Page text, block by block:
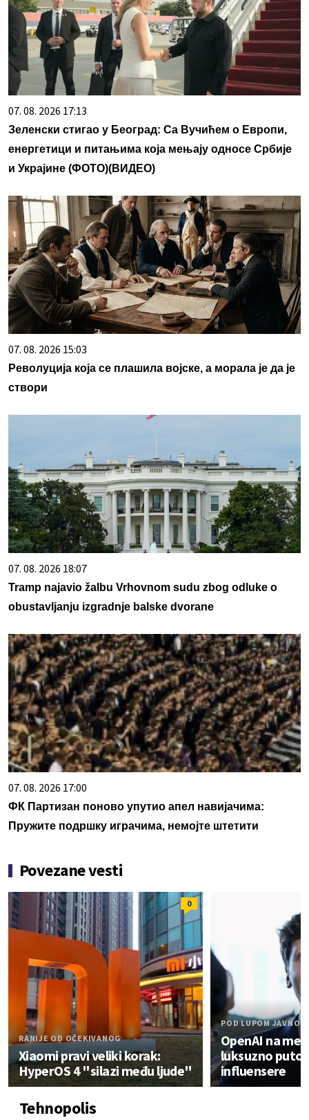
07. 08. 2026 17:13
Зеленски стигао у Београд: Са Вучићем о Европи,
енергетици и питањима која мењају односе Србије
и Украјине (ФОТО)(ВИДЕО)
07. 08. 2026 15:03
Револуција која се плашила војске, а морала је да је
створи
07. 08. 2026 18:07
Tramp najavio žalbu Vrhovnom sudu zbog odluke o
obustavljanju izgradnje balske dvorane
07. 08. 2026 17:00
ФК Партизан поново упутио апел навијачима:
Пружите подршку играчима, немојте штетити
Povezane vesti
0
RANIJE OD OČEKIVANOG
Xiaomi pravi veliki korak:
HyperOS 4 "silazi među ljude"
POD LUPOM
OpenAI na
luksuzno
influensere
Tehnopolis